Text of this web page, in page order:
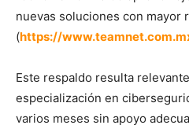
nuevas soluciones con mayor
(https://
Este respaldo resulta
especialización en
varios meses sin apoyo